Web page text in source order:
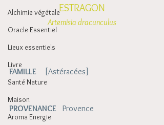
Alchimie végétale
Oracle Essentiel
Lieux essentiels
Livre
Santé Nature
Maison
Aroma Energie
ESTRAGON
Artemisia dracunculus
FAMILLE
    [Astéracées]
PROVENANCE
   Provence